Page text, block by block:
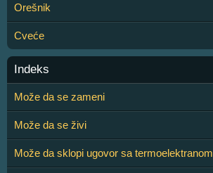
Orešnik
Cveće
Indeks
Može da se zameni
Može da se živi
Može da sklopi ugovor sa termoelektranom